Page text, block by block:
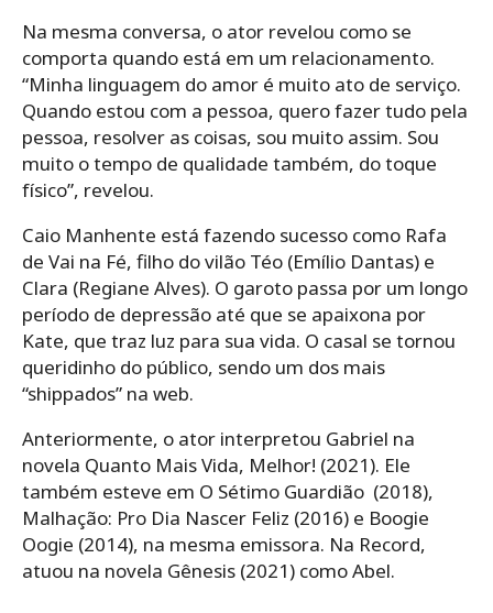
Na mesma conversa, o ator revelou como se
comporta quando está em um relacionamento.
“Minha linguagem do amor é muito ato de serviço.
Quando estou com a pessoa, quero fazer tudo pela
pessoa, resolver as coisas, sou muito assim. Sou
muito o tempo de qualidade também, do toque
físico”, revelou.
Caio Manhente está fazendo sucesso como Rafa
de Vai na Fé, filho do vilão Téo (Emílio Dantas) e
Clara (Regiane Alves). O garoto passa por um longo
período de depressão até que se apaixona por
Kate, que traz luz para sua vida. O casal se tornou
queridinho do público, sendo um dos mais
“shippados” na web.
Anteriormente, o ator interpretou Gabriel na
novela Quanto Mais Vida, Melhor! (2021). Ele
também esteve em O Sétimo Guardião (2018),
Malhação: Pro Dia Nascer Feliz (2016) e Boogie
Oogie (2014), na mesma emissora. Na Record,
atuou na novela Gênesis (2021) como Abel.